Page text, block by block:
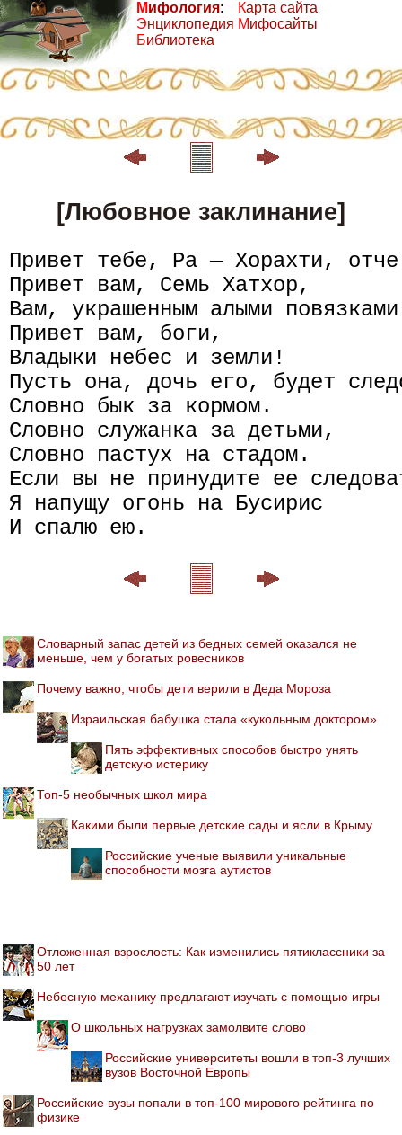
Мифология:
Энциклопедия
Библиотека
Карта сайта
Мифосайты
[Любовное заклинание]
Привет тебе, Ра — Хорахти,
Привет вам, Семь Хатхор,
Вам, украшенным алыми
Привет вам, боги,
Владыки небес и земли!
Пусть она, дочь его, будет
Словно бык за кормом.
Словно служанка за детьми,
Словно пастух на стадом.
Если вы не принудите ее
Я напущу огонь на Бусирис
Словарный запас детей из бедных семей оказался не
меньше, чем у богатых ровесников
Почему важно, чтобы дети верили в Деда Мороза
Израильская бабушка стала «кукольным доктором»
Пять эффективных способов быстро унять
детскую истерику
Топ-5 необычных школ мира
Какими были первые детские сады и ясли в Крыму
Российские ученые выявили уникальные
способности мозга аутистов
Отложенная взрослость: Как изменились пятиклассники за
50 лет
Небесную механику предлагают изучать с помощью игры
О школьных нагрузках замолвите слово
Российские университеты вошли в топ-3 лучших
вузов Восточной Европы
Российские вузы попали в топ-100 мирового рейтинга по
физике